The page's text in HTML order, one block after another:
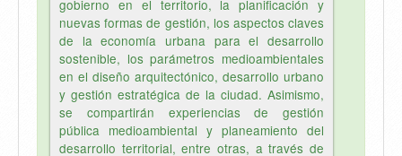
gobierno en el territorio, la planificación y
nuevas formas de gestión, los aspectos claves
de la economía urbana para el desarrollo
sostenible, los parámetros medioambientales
en el diseño arquitectónico, desarrollo urbano
y gestión estratégica de la ciudad. Asimismo,
se compartirán experiencias de gestión
pública medioambiental y planeamiento del
desarrollo territorial, entre otras, a través de